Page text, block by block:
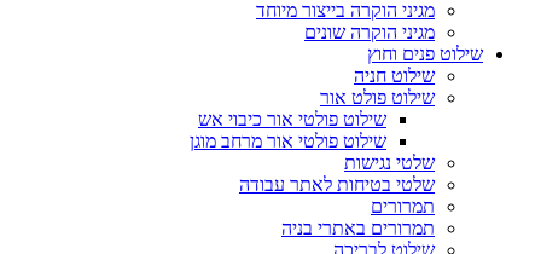
מגיני הוקרה בייצור מיוחד
מגיני הוקרה שונים
שילוט פנים וחוץ
שילוט חניה
שילוט פולט אור
שילוט פולטי אור כיבוי אש
שילוט פולטי אור מרחב מוגן
שלטי נגישות
שלטי בטיחות לאתר עבודה
תמרורים
תמרורים באתרי בניה
שילוט לבריכה